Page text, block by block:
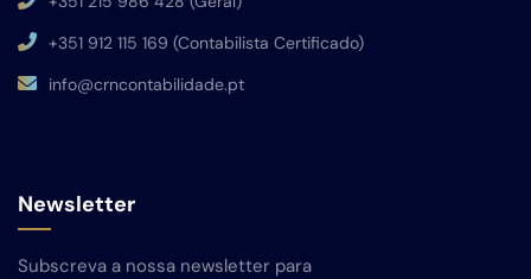
+351 912 115 169 (Contabilista Certificado)
info@crncontabilidade.pt
Newsletter
Subscreva a nossa newsletter para